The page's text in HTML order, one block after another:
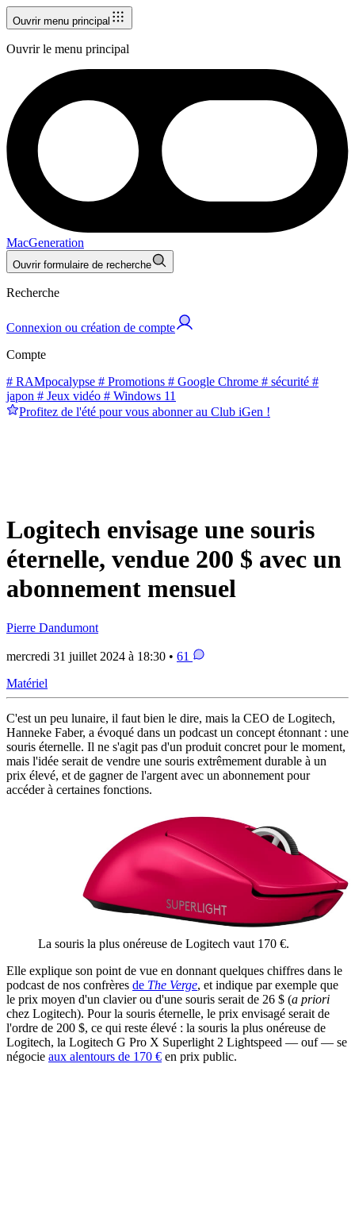
Ouvrir menu principal
Ouvrir le menu principal
MacGeneration
Ouvrir formulaire de recherche
Recherche
Connexion ou création de compte
Compte
# RAMpocalypse # Promotions # Google Chrome # sécurité #
japon # Jeux vidéo # Windows 11
Profitez de l'été pour vous abonner au Club iGen !
Logitech envisage une souris
éternelle, vendue 200 $ avec un
abonnement mensuel
Pierre Dandumont
mercredi 31 juillet 2024 à 18:30 • 61
Matériel
C'est un peu lunaire, il faut bien le dire, mais la CEO de Logitech,
Hanneke Faber, a évoqué dans un podcast un concept étonnant : une
souris éternelle. Il ne s'agit pas d'un produit concret pour le moment,
mais l'idée serait de vendre une souris extrêmement durable à un
prix élevé, et de gagner de l'argent avec un abonnement pour
accéder à certaines fonctions.
La souris la plus onéreuse de Logitech vaut 170 €.
Elle explique son point de vue en donnant quelques chiffres dans le
podcast de nos confrères de The Verge, et indique par exemple que
le prix moyen d'un clavier ou d'une souris serait de 26 $ (a priori
chez Logitech). Pour la souris éternelle, le prix envisagé serait de
l'ordre de 200 $, ce qui reste élevé : la souris la plus onéreuse de
Logitech, la Logitech G Pro X Superlight 2 Lightspeed — ouf — se
négocie aux alentours de 170 € en prix public.